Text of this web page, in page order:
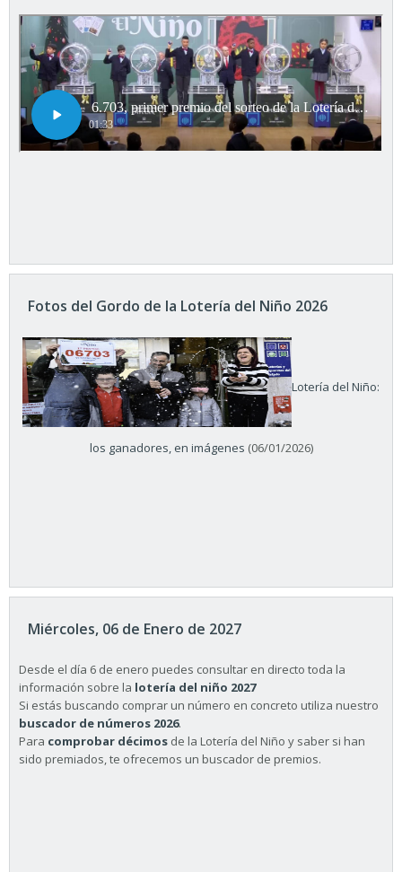
Fotos del Gordo de la Lotería del Niño 2026
Lotería del Niño:
los ganadores, en imágenes (06/01/2026)
Miércoles, 06 de Enero de 2027
Desde el día 6 de enero puedes consultar en directo toda la
información sobre la lotería del niño 2027
Si estás buscando comprar un número en concreto utiliza nuestro
buscador de números 2026.
Para comprobar décimos de la Lotería del Niño y saber si han
sido premiados, te ofrecemos un buscador de premios.